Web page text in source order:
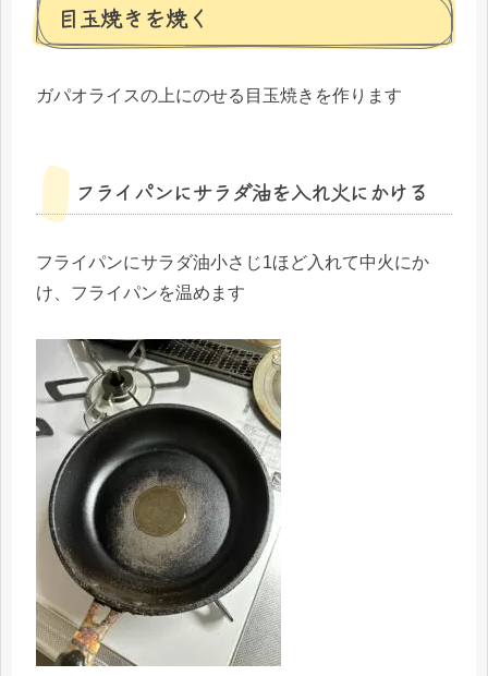
目玉焼きを焼く
ガパオライスの上にのせる目玉焼きを作ります
フライパンにサラダ油を入れ火にかける
フライパンにサラダ油小さじ1ほど入れて中火にか
け、フライパンを温めます